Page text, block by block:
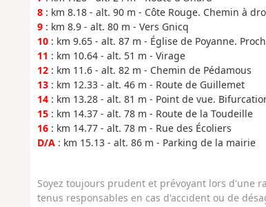
8: km 8.18 - alt. 90 m - Côte Rouge. Chemin à
9: km 8.9 - alt. 80 m - Vers Gnicq
10: km 9.65 - alt. 87 m - Église de Poyanne.
11 : km 10.64 - alt. 51 m - Virage
12: km 11.6 - alt. 82 m - Chemin de Pédamous
13: km 12.33 - alt. 46 m - Route de Guillemet
14: km 13.28 - alt. 81 m - Point de vue.
15: km 14.37 - alt. 78 m - Route de la Toudeille
16: km 14.77 - alt. 78 m - Rue des Écoliers
D/A: km 15.13 - alt. 86 m - Parking de la mairie
Soyez toujours prudent et prévoyant lors d'une
tenus responsables en cas d'accident ou de